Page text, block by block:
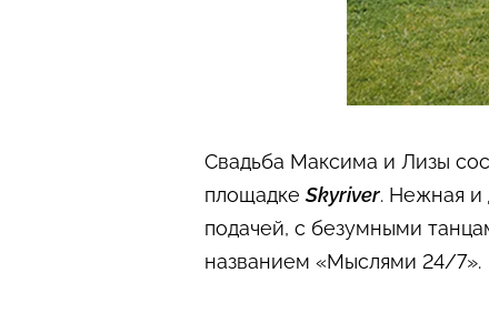
Свадьба Максима и Лизы
площадке Skyriver. Нежная и
подачей, с безумными
названием «Мыслями 24/7».